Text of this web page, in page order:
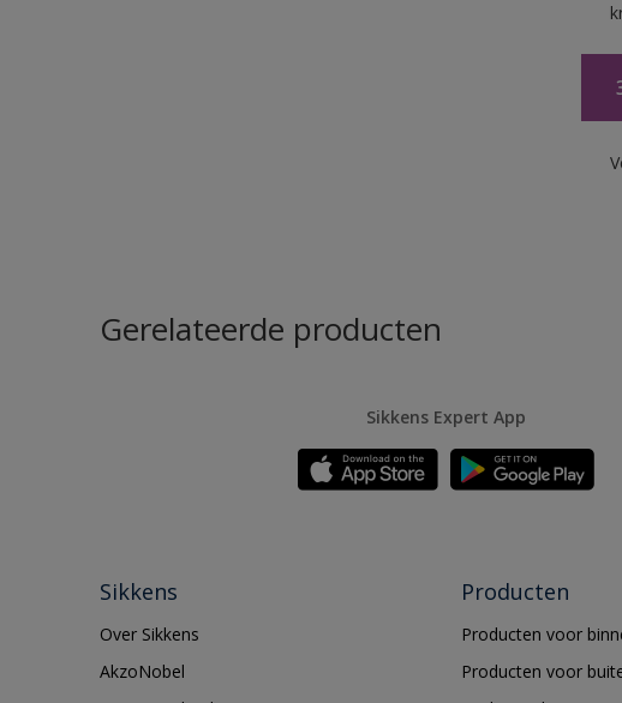
Gerelateerde producten
Sikkens Expert App
Sikkens
Over Sikkens
AkzoNobel
Producten
Producten voor
Producten voor